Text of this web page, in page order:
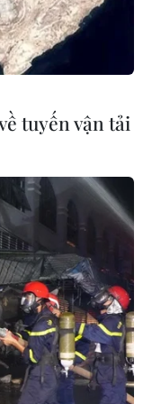
cho vào ống nứa
Ảnh Việt Nam)
Thái,
bạn sẽ được
món ăn dân
tuyến vận tải